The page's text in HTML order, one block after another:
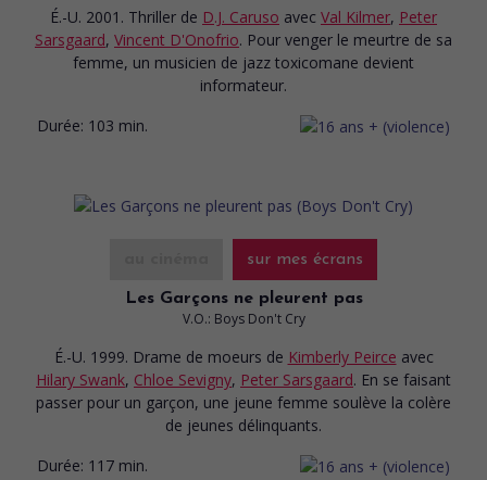
É.-U. 2001. Thriller de D.J. Caruso avec Val Kilmer, Peter
Sarsgaard, Vincent D'Onofrio. Pour venger le meurtre de sa
femme, un musicien de jazz toxicomane devient
informateur.
Durée: 103 min.
sur mes écrans
Les Garçons ne pleurent pas
V.O.: Boys Don't Cry
É.-U. 1999. Drame de moeurs de Kimberly Peirce avec
Hilary Swank, Chloe Sevigny, Peter Sarsgaard. En se faisant
passer pour un garçon, une jeune femme soulève la colère
de jeunes délinquants.
Durée: 117 min.